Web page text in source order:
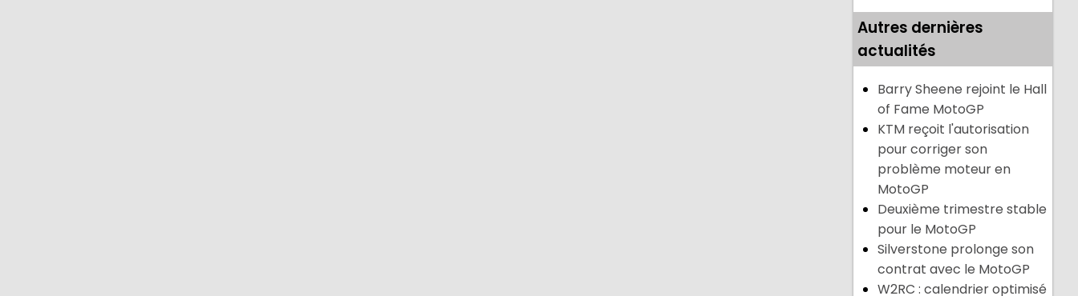
Autres dernières
actualités
Barry Sheene rejoint le Hall
of Fame MotoGP
KTM reçoit l'autorisation
pour corriger son
problème moteur en
MotoGP
Deuxième trimestre stable
pour le MotoGP
Silverstone prolonge son
contrat avec le MotoGP
W2RC : calendrier optimisé